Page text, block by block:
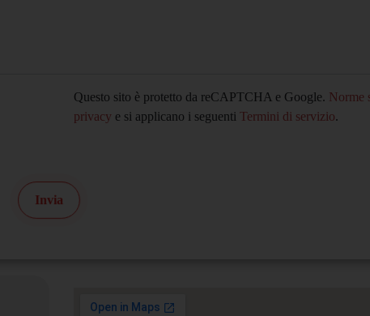
Questo sito è protetto da reCAPTCHA e Google. Norme
privacy e si applicano i seguenti Termini di servizio.
Invia